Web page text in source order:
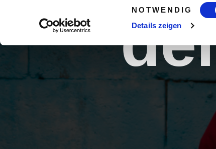
Einwilligungsauswahl
NOTWENDIG
Details zeigen